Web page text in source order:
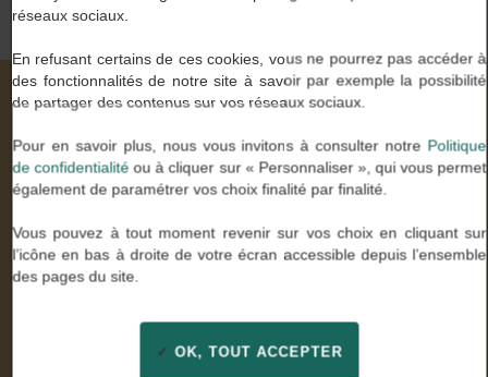
Nos valeurs à travers vos mots
Comptable général
« Enfin des consultants experts de mon métier qui ont
réseaux sociaux.
En refusant certains de ces cookies, vous ne pourrez pas accéder à
des fonctionnalités de notre site à savoir par exemple la possibilité
de partager des contenus sur vos réseaux sociaux.
Pour en savoir plus, nous vous invitons à consulter notre Politique
de confidentialité ou à cliquer sur « Personnaliser », qui vous permet
également de paramétrer vos choix finalité par finalité.
Vous pouvez à tout moment revenir sur vos choix en cliquant sur
l’icône en bas à droite de votre écran accessible depuis l’ensemble
des pages du site.
OK, TOUT ACCEPTER